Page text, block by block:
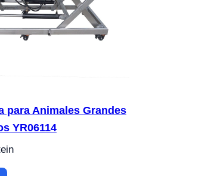
para Animales Grandes
YR06114